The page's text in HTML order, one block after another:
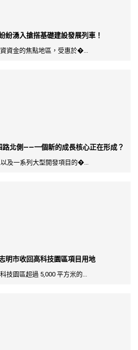
紛湧入搶搭基礎建設發展列車！
資金的焦點地區，受惠於�...
路北側——一個新的成長核心正在形成？
及一系列大型開發項目的�...
明市收回高科技園區項目用地
技園區超過 5,000 平方米的...